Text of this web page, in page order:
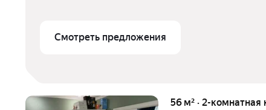
Смотреть предложения
56 м² · 2-